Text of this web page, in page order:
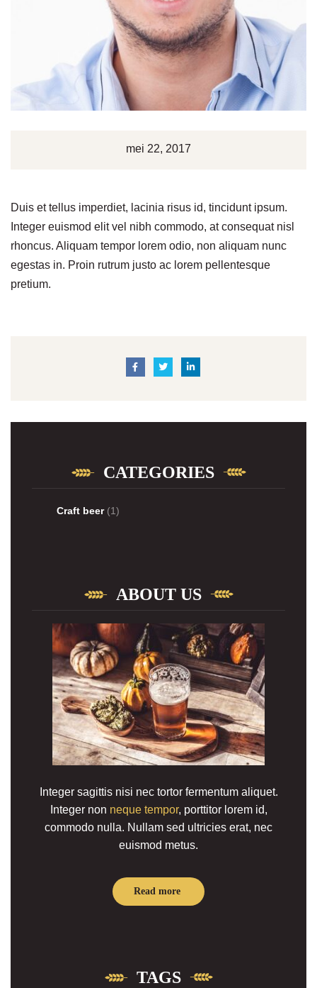
mei 22, 2017
Duis et tellus imperdiet, lacinia risus id, tincidunt ipsum.
Integer euismod elit vel nibh commodo, at consequat nisl
rhoncus. Aliquam tempor lorem odio, non aliquam nunc
egestas in. Proin rutrum justo ac lorem pellentesque
pretium.
CATEGORIES
Craft beer(1)
ABOUT US
Integer sagittis nisi nec tortor fermentum aliquet.
Integer non neque tempor, porttitor lorem id,
commodo nulla. Nullam sed ultricies erat, nec
euismod metus.
Read more
TAGS